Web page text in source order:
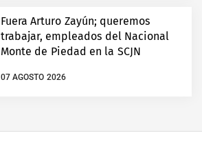
Fuera Arturo Zayún; queremos
trabajar, empleados del Nacional
Monte de Piedad en la SCJN
07 AGOSTO 2026